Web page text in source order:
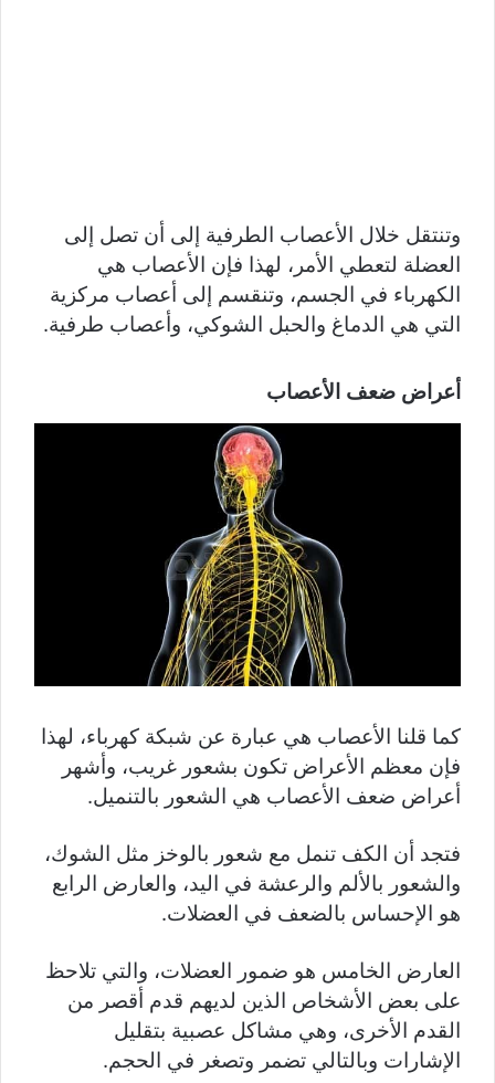
وتنتقل خلال الأعصاب الطرفية إلى أن تصل إلى
العضلة لتعطي الأمر، لهذا فإن الأعصاب هي
الكهرباء في الجسم، وتنقسم إلى أعصاب مركزية
التي هي الدماغ والحبل الشوكي، وأعصاب طرفية.
أعراض ضعف الأعصاب
كما قلنا الأعصاب هي عبارة عن شبكة كهرباء، لهذا
فإن معظم الأعراض تكون بشعور غريب، وأشهر
أعراض ضعف الأعصاب هي الشعور بالتنميل.
فتجد أن الكف تنمل مع شعور بالوخز مثل الشوك،
والشعور بالألم والرعشة في اليد، والعارض الرابع
هو الإحساس بالضعف في العضلات.
العارض الخامس هو ضمور العضلات، والتي تلاحظ
على بعض الأشخاص الذين لديهم قدم أقصر من
القدم الأخرى، وهي مشاكل عصبية بتقليل
الإشارات وبالتالي تضمر وتصغر في الحجم.